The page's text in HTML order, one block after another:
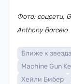
Фото: соцсети,
Anthony Barcelo
Ближе к
Machine Gun
Хейли Бибер